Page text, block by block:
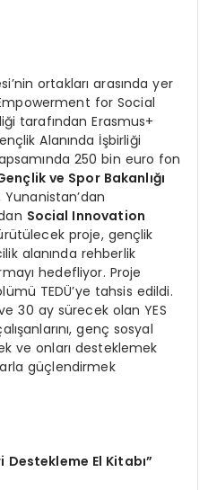
ortakları arasında yer
for Social
tarafından Erasmus+
Alanında İşbirliği
250 bin euro fon
ve Spor Bakanlığı
Yunanistan’dan
Social Innovation
proje, gençlik
alanında rehberlik
hedefliyor. Proje
TEDÜ’ye tahsis edildi.
30 ay sürecek olan YES
genç sosyal
ve onları desteklemek
güçlendirmek
El Kitabı”